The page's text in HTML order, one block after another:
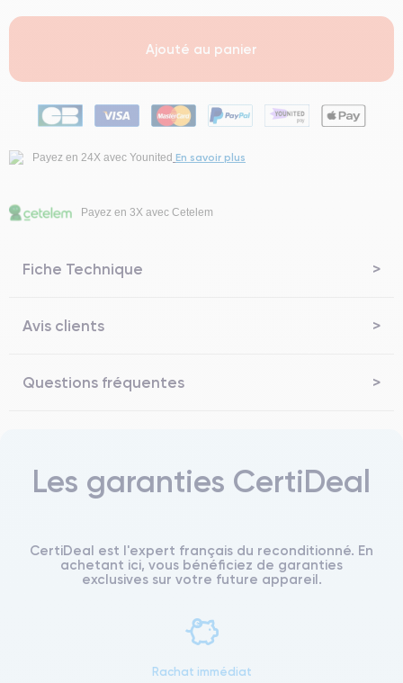
Ajouté au panier
Payez en 24X avec Younited En savoir plus
Payez en 3X avec Cetelem
Fiche Technique
Avis clients
Questions fréquentes
Les garanties CertiDeal
CertiDeal est l'expert français du reconditionné. En
achetant ici, vous bénéficiez de garanties
exclusives sur votre future appareil.
Rachat immédiat